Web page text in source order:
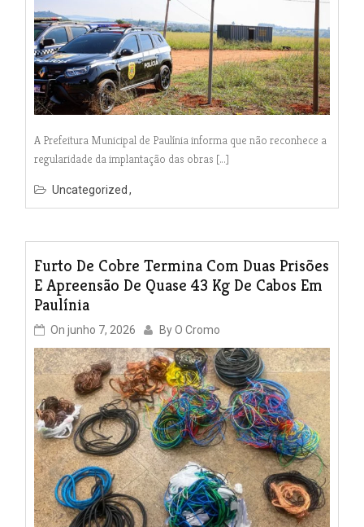
A Prefeitura Municipal de Paulínia informa que não reconhece a
regularidade da implantação das obras […]
Uncategorized
Furto De Cobre Termina Com Duas Prisões
E Apreensão De Quase 43 Kg De Cabos Em
Paulínia
On junho 7, 2026 ByO Cromo